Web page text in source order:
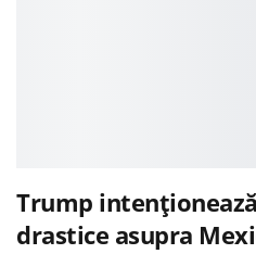
Trump
drastice asupra